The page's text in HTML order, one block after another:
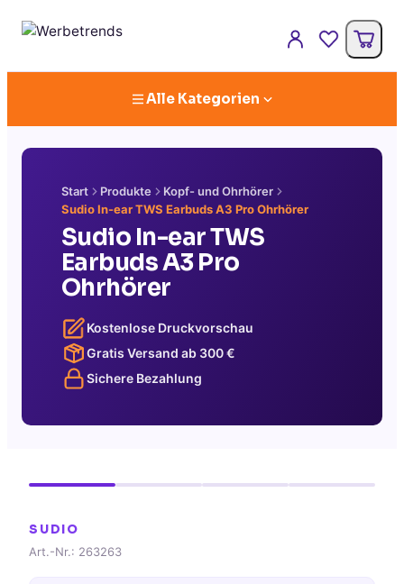
Alle Kategorien
Start Produkte
Kopf- und Ohrhörer
Sudio In-ear TWS Earbuds A3 Pro Ohrhörer
Sudio In-ear TWS
Earbuds A3 Pro
Ohrhörer
Kostenlose Druckvorschau
Gratis Versand ab 300€
Sichere Bezahlung
SUDIO
Art.-Nr.: 263263